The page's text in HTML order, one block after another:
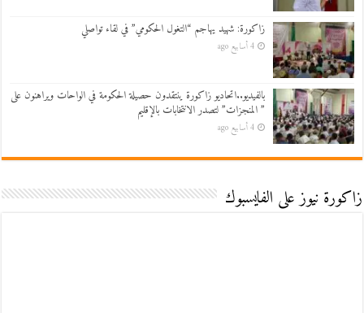
زاكورة: شهيد يهاجم “التغول الحكومي” في لقاء تواصلي
4 أسابيع ago
بالفيديو..اتحاديو زاكورة ينتقدون حصيلة الحكومة في الواحات ويراهنون على
” المنجزات” لتصدر الانتخابات بالإقليم
4 أسابيع ago
زاكورة نيوز على الفايسبوك